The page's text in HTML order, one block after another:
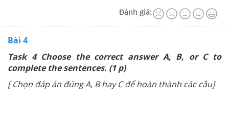
Đánh giá:
Bài 4
Task 4 Choose the correct answer A, B, or C to
complete the sentences. (1 p)
[ Chọn đáp án đúng A, B hay C để hoàn thành các câu]